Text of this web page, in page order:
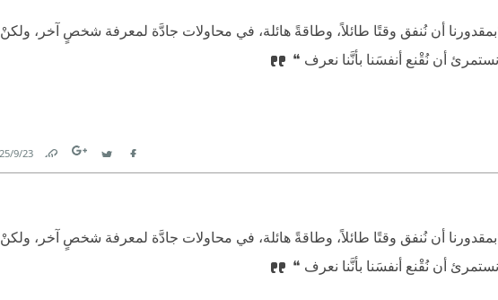
⁠‫بمقدورنا أن نُنفق وقتًا طائلاً، وطاقةً هائلة، في محاولات جادَّة لمعرفة شخصٍ آخر، ولكنْ
أن نُقْنع أنفسَنا بأنَّنا نعرف ❝
Facebook
Twitter
Link
23‏/9‏/2025
⁠‫بمقدورنا أن نُنفق وقتًا طائلاً، وطاقةً هائلة، في محاولات جادَّة لمعرفة شخصٍ آخر، ولكنْ
أن نُقْنع أنفسَنا بأنَّنا نعرف ❝